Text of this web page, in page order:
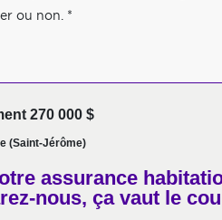
ou non. *
270 000 $
(Saint-Jérôme)
assurance
nous, ça vaut le